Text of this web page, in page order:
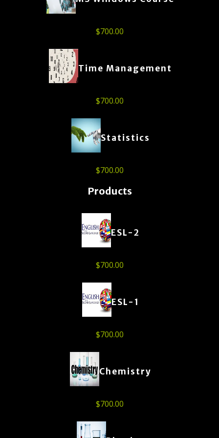
$700.00
Time Management
$700.00
Statistics
$700.00
Products
ESL-2
$700.00
ESL-1
$700.00
Chemistry
$700.00